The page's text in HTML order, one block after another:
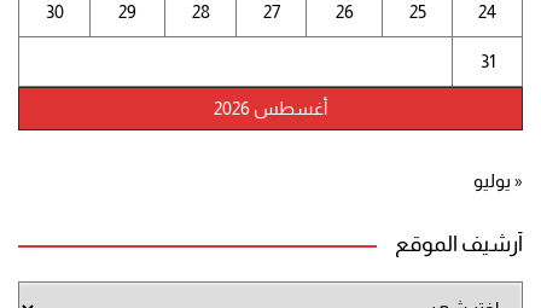
أغسطس 2026
24
25
26
27
28
29
30
31
« يوليو
أرشيف الموقع